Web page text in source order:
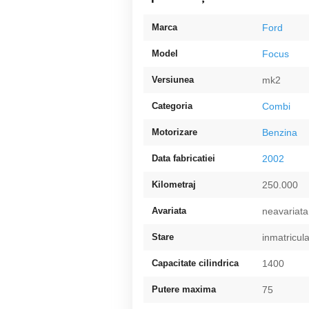
Marca Ford
Model Focus
Versiunea mk2
Categoria Combi
Motorizare Benzina
Data fabricatiei 2002
Kilometraj 250.000
Avariata neavariata
Stare
Capacitate cilindrica 1400
Putere maxima 75